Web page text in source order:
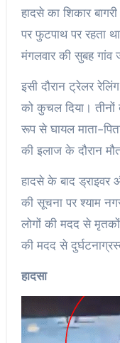
हादसे का शिकार
पर फुटपाथ पर रहता
मंगलवार की सुबह गांव
इसी दौरान ट्रेलर
को कुचल दिया। तीनों
रूप से घायल माता-
की इलाज के दौरान
हादसे के बाद ड्राइवर
की सूचना पर श्याम
लोगों की मदद से
की मदद से
हादसा